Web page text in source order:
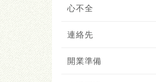
心不全
連絡先
開業準備